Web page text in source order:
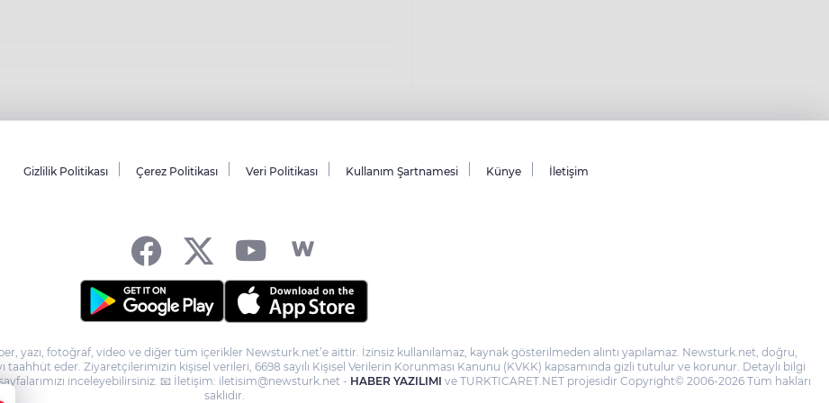
Gizlilik Politikası Çerez Politikası Veri Politikası Kullanım Şartnamesi Künye İletişim
yazı, fotoğraf, video ve diğer tüm içerikler Newsturk.net’e aittir. İzinsiz kullanılamaz, kaynak gösterilmeden alıntı yapılamaz. Newsturk.net, doğru,
taahhüt eder. Ziyaretçilerimizin kişisel verileri, 6698 sayılı Kişisel Verilerin Korunması Kanunu (KVKK) kapsamında gizli tutulur ve korunur. Detaylı bilgi
inceleyebilirsiniz. 📧 İletişim: iletisim@newsturk.net - HABER YAZILIMI ve TURKTICARET.NET projesidir Copyright© 2006-2026 Tüm hakları
saklıdır.